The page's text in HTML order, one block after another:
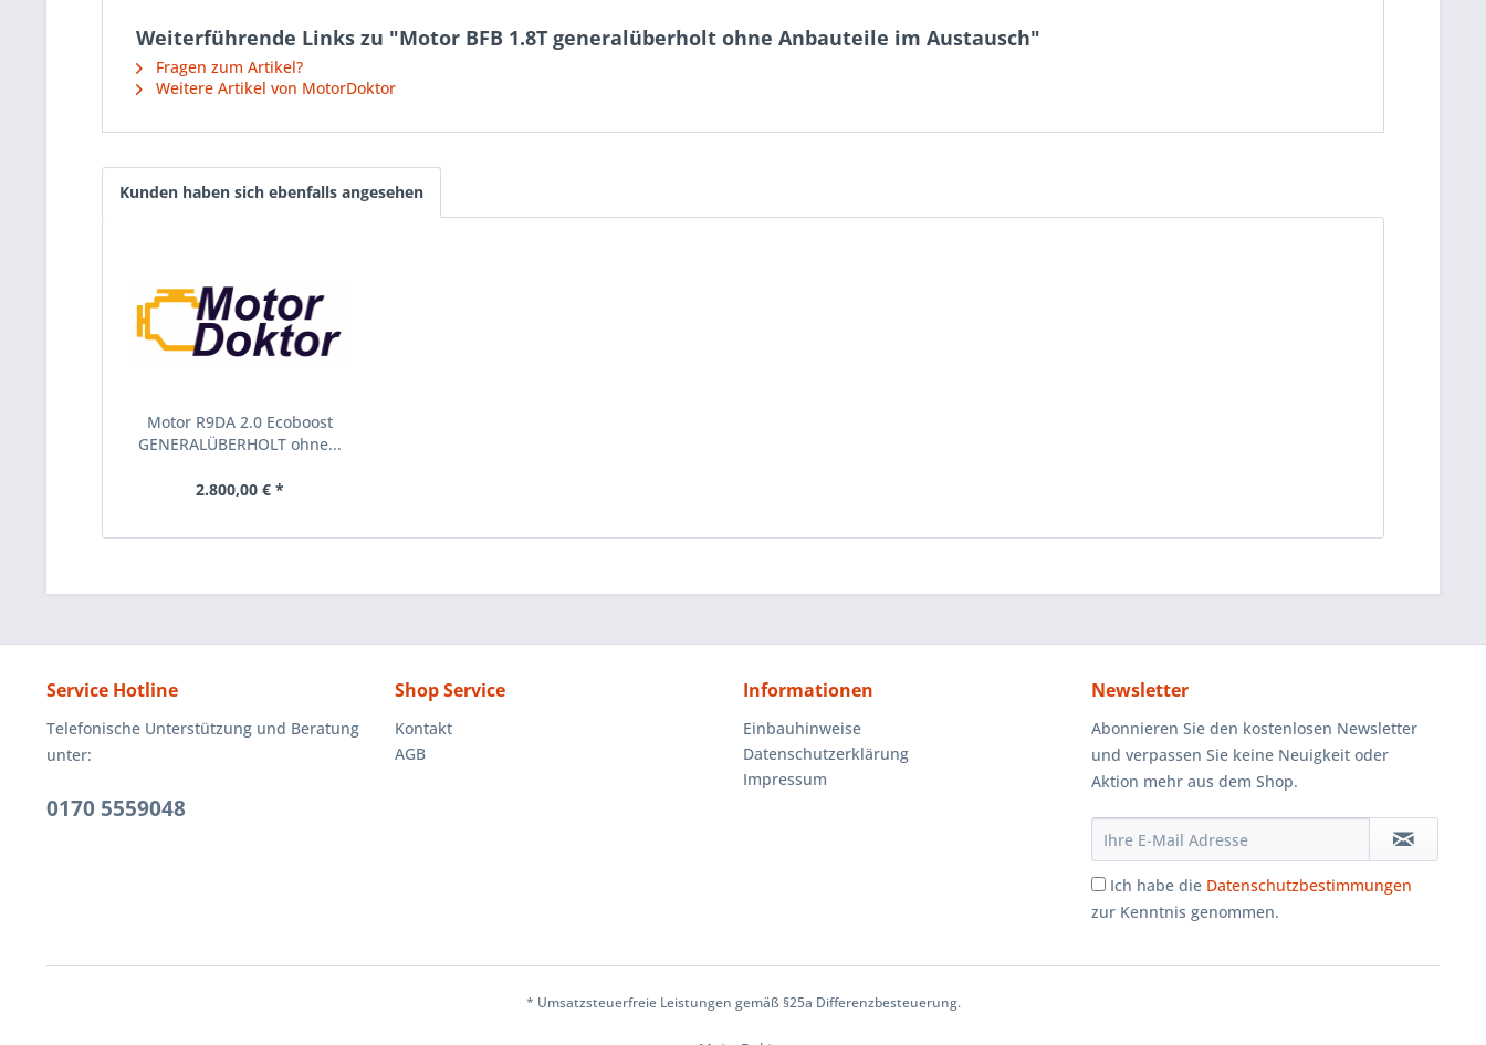
Weiterführende Links zu "Motor BFB 1.8T generalüberholt ohne Anbauteile im Austausch"
Fragen zum Artikel?
Weitere Artikel von MotorDoktor
Kunden haben sich ebenfalls angesehen
Motor R9DA 2.0 Ecoboost
GENERALÜBERHOLT ohne...
2.800,00 € *
Service Hotline
Telefonische Unterstützung und Beratung
unter:
0170 5559048
Shop Service
Kontakt
AGB
Informationen
Einbauhinweise
Datenschutzerklärung
Impressum
Newsletter
Abonnieren Sie den kostenlosen Newsletter
und verpassen Sie keine Neuigkeit oder
Aktion mehr aus dem Shop.
Ich habe die Datenschutzbestimmungen
zur Kenntnis genommen.
* Umsatzsteuerfreie Leistungen gemäß §25a Differenzbesteuerung.